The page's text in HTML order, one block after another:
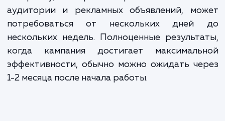
пожалуйста, свяжитесь с нами.
ЗАКАЗАТЬ УСЛУГИ